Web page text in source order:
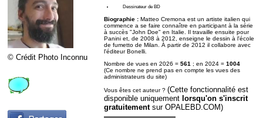
© Crédit Photo Inconnu
Dessinateur de BD
Biographie : Matteo Cremona est un artiste italien qui
commence a se faire connaître en participant à la série
à succès "John Doe" en Italie. Il travaille ensuite pour
Panini et, de 2008 à 2012, enseigne le dessin à l'école
de fumetto de Milan. À partir de 2012 il collabore avec
l'éditeur Bonelli.
Nombre de vues en 2026 = 561 ; en 2024 = 1004
(Ce nombre ne prend pas en compte les vues des
administrateurs du site)
Vous êtes cet auteur ? (Cette fonctionnalité est
disponible uniquement lorsqu'on s'inscrit
gratuitementsur OPALEBD.COM)